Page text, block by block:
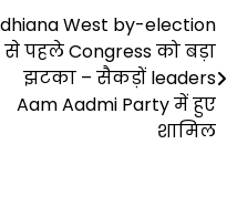
West by-election
से पहले Congress को बड़ा
झटका – सैकड़ों leaders
Aam Aadmi Party में हुए
शामिल